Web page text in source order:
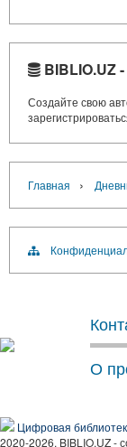
BIBLIO.UZ
Создайте свою
Главная ›
О
Цифровая
2020-2026, BIBLIO.UZ -